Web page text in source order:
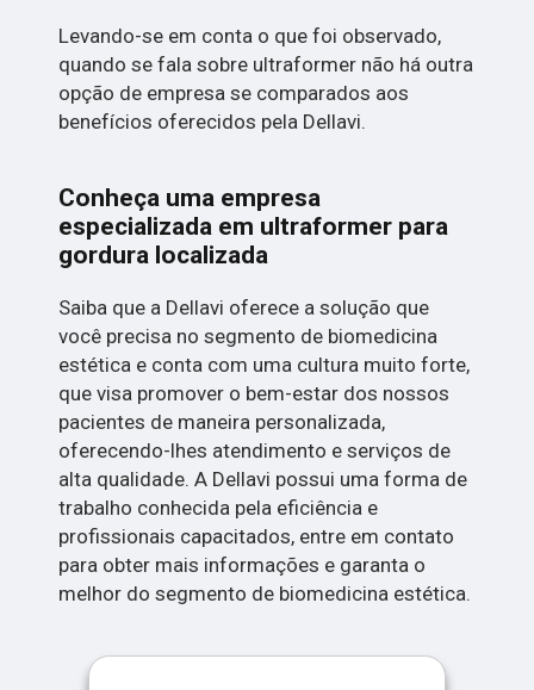
Levando-se em conta o que foi observado,
quando se fala sobre ultraformer não há outra
opção de empresa se comparados aos
benefícios oferecidos pela Dellavi.
Conheça uma empresa
especializada em ultraformer para
gordura localizada
Saiba que a Dellavi oferece a solução que
você precisa no segmento de biomedicina
estética e conta com uma cultura muito forte,
que visa promover o bem-estar dos nossos
pacientes de maneira personalizada,
oferecendo-lhes atendimento e serviços de
alta qualidade. A Dellavi possui uma forma de
trabalho conhecida pela eficiência e
profissionais capacitados, entre em contato
para obter mais informações e garanta o
melhor do segmento de biomedicina estética.